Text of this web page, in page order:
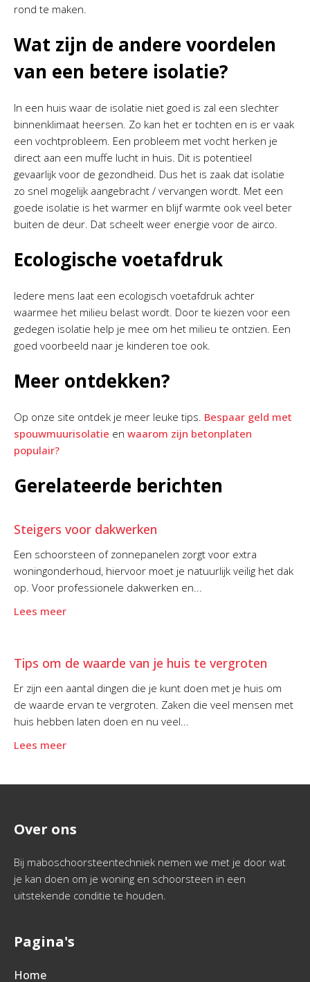
rond te maken.
Wat zijn de andere voordelen
van een betere isolatie?
In een huis waar de isolatie niet goed is zal een slechter
binnenklimaat heersen. Zo kan het er tochten en is er vaak
een vochtprobleem. Een probleem met vocht herken je
direct aan een muffe lucht in huis. Dit is potentieel
gevaarlijk voor de gezondheid. Dus het is zaak dat isolatie
zo snel mogelijk aangebracht / vervangen wordt. Met een
goede isolatie is het warmer en blijf warmte ook veel beter
buiten de deur. Dat scheelt weer energie voor de airco.
Ecologische voetafdruk
Iedere mens laat een ecologisch voetafdruk achter
waarmee het milieu belast wordt. Door te kiezen voor een
gedegen isolatie help je mee om het milieu te ontzien. Een
goed voorbeeld naar je kinderen toe ook.
Meer ontdekken?
Op onze site ontdek je meer leuke tips. Bespaar geld met
spouwmuurisolatie en waarom zijn betonplaten
populair?
Gerelateerde berichten
Steigers voor dakwerken
Een schoorsteen of zonnepanelen zorgt voor extra
woningonderhoud, hiervoor moet je natuurlijk veilig het dak
op. Voor professionele dakwerken en...
Lees meer
Tips om de waarde van je huis te vergroten
Er zijn een aantal dingen die je kunt doen met je huis om
de waarde ervan te vergroten. Zaken die veel mensen met
huis hebben laten doen en nu veel...
Lees meer
Over ons
Bij maboschoorsteentechniek nemen we met je door wat
je kan doen om je woning en schoorsteen in een
uitstekende conditie te houden.
Pagina's
Home